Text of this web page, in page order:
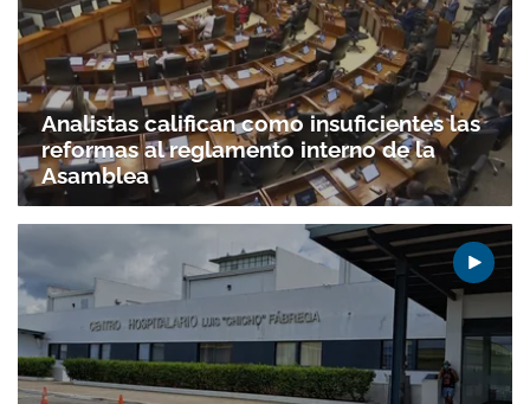
Analistas califican como insuficientes las
reformas al reglamento interno de la
Asamblea